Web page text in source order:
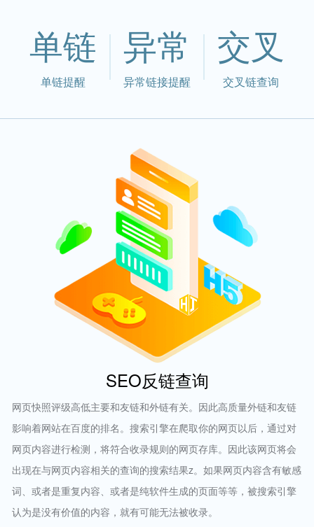
单链
单链提醒
异常
异常链接提醒
交叉
交叉链查询
SEO反链查询
网页快照评级高低主要和友链和外链有关。因此高质量外链和友链
影响着网站在百度的排名。搜索引擎在爬取你的网页以后，通过对
网页内容进行检测，将符合收录规则的网页存库。因此该网页将会
出现在与网页内容相关的查询的搜索结果z。如果网页内容含有敏感
词、或者是重复内容、或者是纯软件生成的页面等等，被搜索引擎
认为是没有价值的内容，就有可能无法被收录。